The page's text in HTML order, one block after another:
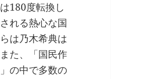
180度転換し
れる熱心な国
は乃木希典は
た、「国民作
の中で多数の